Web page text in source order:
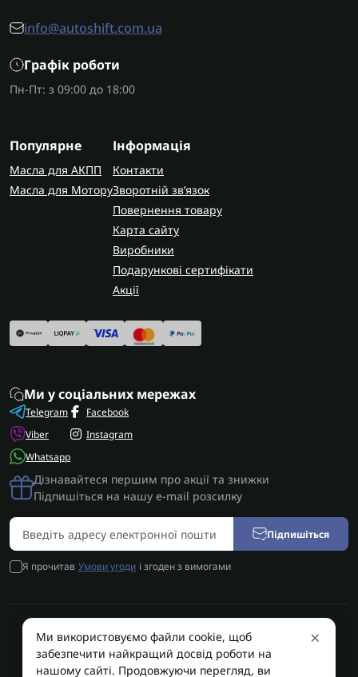
info@autoshift.com.ua
Графік роботи
Пн-Пт: з 09:00 до 18:00
Популярне
Масла для АКПП
Масла для Мотору
Інформація
Контакти
Зворотній зв’язок
Повернення товару
Карта сайту
Виробники
Подарункові сертифікати
Акції
Ми у соціальних мережах
Telegram
Viber
Whatsapp
Facebook
Instagram
Дізнавайтеся першим про акції та знижки
Підпишіться на нашу e-mail розсилку
Підпишіться
Я прочитав Умови угоди і згоден з вимогами
AUTOSHIFT | Запчастини АКПП | Ремонт АКПП © 2026
AUTOSHIFT
×
Ми використовуємо файли cookie, щоб
забезпечити найкращий досвід роботи на
нашому сайті. Продовжуючи перегляд, ви